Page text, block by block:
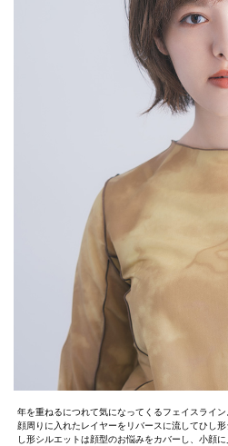
年を重ねるにつれて気になってくるフェイスライ
顔周りに入れたレイヤーをリバースに流してひし
し形シルエットは顔型のお悩みをカバーし、小顔